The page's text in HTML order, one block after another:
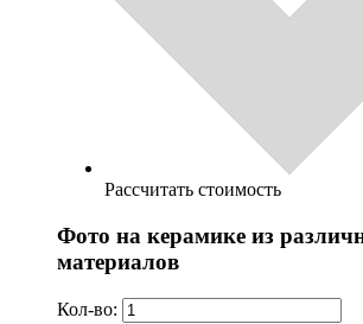
Рассчитать стоимость
Фото на керамике из
материалов
Кол-во: